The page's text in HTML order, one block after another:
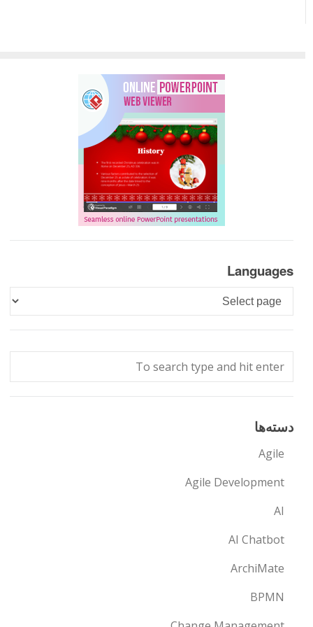
Languages
Languages
دسته‌ها
Agile
Agile Development
AI
AI Chatbot
ArchiMate
BPMN